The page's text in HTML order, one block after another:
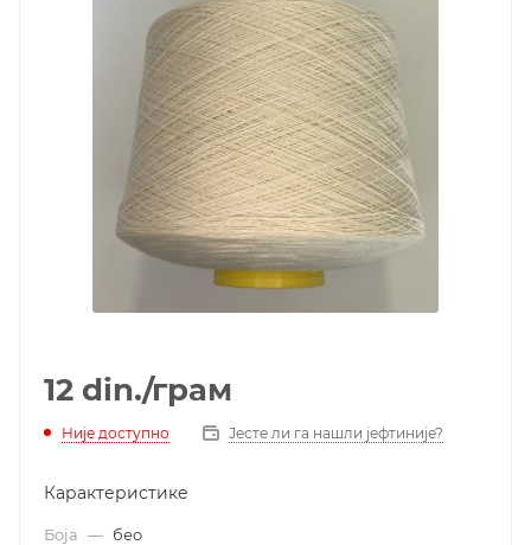
12 din./грам
Није доступно Јесте ли га нашли јефтиније?
Карактеристике
Боја — бео